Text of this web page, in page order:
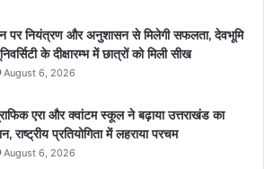
पर नियंत्रण और अनुशासन से मिलेगी सफलता, देवभूमि
के दीक्षारम्भ में छात्रों को मिली सीख
August 6, 2026
एरा और क्वांटम स्कूल ने बढ़ाया उत्तराखंड का
राष्ट्रीय प्रतियोगिता में लहराया परचम
August 6, 2026